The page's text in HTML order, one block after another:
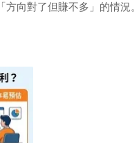
向對了但賺不多」的情況。